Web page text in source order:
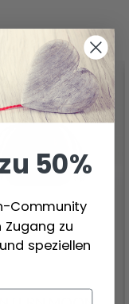
50%
Community
Zugang zu
speziellen